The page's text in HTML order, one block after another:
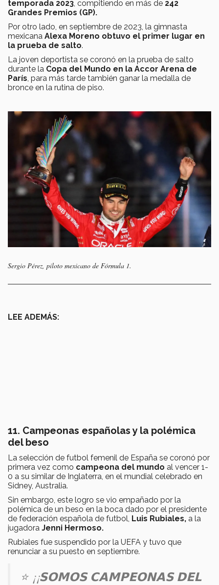
temporada 2023, compitiendo en más de 242
Grandes Premios (GP).
Por otro lado, en septiembre de 2023, la gimnasta
mexicana Alexa Moreno obtuvo el primer lugar en
la prueba de salto.
La joven deportista se coronó en la prueba de salto
durante la Copa del Mundo en la Accor Arena de
París, para más tarde también ganar la medalla de
bronce en la rutina de piso.
Sergio Pérez, piloto mexicano de Fórmula 1.
LEE ADEMÁS:
11. Campeonas españolas y la polémica
del beso
La selección de futbol femenil de España se coronó por
primera vez como campeona del mundo al vencer 1-
0 a su similar de Inglaterra, en el mundial celebrado en
Sidney, Australia.
Sin embargo, este logro se vio empañado por la
polémica de un beso en la boca dado por el presidente
de federación española de futbol, Luis Rubiales, a la
jugadora Jenni Hermoso.
Rubiales fue suspendido por la UEFA y tuvo que
renunciar a su puesto en septiembre.
⭐️ ¡¡𝗦𝗢𝗠𝗢𝗦 𝗖𝗔𝗠𝗣𝗘𝗢𝗡𝗔𝗦 𝗗𝗘𝗟